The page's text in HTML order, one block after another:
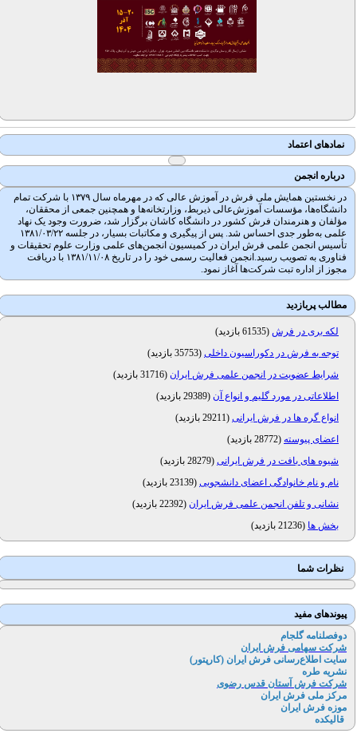
نمادهای اعتماد
درباره انجمن
در نخستین همایش ملی فرش در آموزش عالی که در مهرماه سال ۱۳۷۹ با شرکت تمام
دانشگاه‌ها، مؤسسات آموزش‌عالی ذیربط، وزارتخانه‌ها و همچنین جمعی از محققان،
مؤلفان و هنرمندان فرش کشور در دانشگاه کاشان برگزار شد، ضرورت وجود یک نهاد
علمی به‌طور جدی احساس شد. پس از پیگیری و مکاتبات بسیار، در جلسه ۱۳۸۱/۰۳/۲۲
تأسیس انجمن علمی فرش ایران در کمیسیون انجمن‌های علمی وزارت علوم تحقیقات و
فناوری به تصویب رسید.انجمن فعالیت رسمی خود را در تاریخ ۱۳۸۱/۱۱/۰۸ با دریافت
مجوز از اداره تبت شرکت‌ها آغاز نمود.
مطالب پربازدید
لکه بری در فرش( 61535 بازدید
)
توجه به فرش در دکوراسیون داخلی( 35753 بازدید
)
شرایط عضویت در انجمن علمی فرش ایران (31716 بازدید
)
اطلاعاتی در مورد گلیم و انواع آن (29389 بازدید
)
انواع گره ها در فرش ایرانی( 29211 بازدید
)
اعضای پیوسته(28772 بازدید
)
شیوه های بافت در فرش ایرانی( 28279 بازدید
)
نام و نام خانوادگی اعضای دانشجویی( 23139 بازدید
)
نشانی و تلفن انجمن علمی فرش ایران (22392 بازدید
)
بخش ها (21236 بازدید )
نظرات شما
پیوندهای مفید
دوفصلنامه گلجام
شرکت سهامی فرش ایران
سایت اطلاع‌رسانی فرش ایران (کارپتور)
نشریه طره
شرکت فرش آستان قدس رضوی
مرکز ملی فرش ایران
موزه فرش ایران
قالیکده